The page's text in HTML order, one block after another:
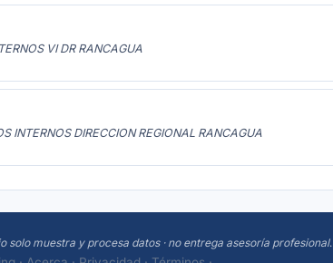
VI DR RANCAGUA
INTERNOS DIRECCION REGIONAL RANCAGUA
solo muestra y procesa datos · no entrega asesoría profesional.